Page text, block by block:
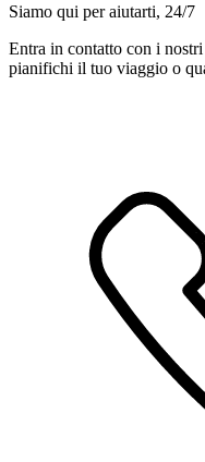
Siamo qui per aiutarti, 24/7
Entra in contatto con i
pianifichi il tuo viaggio o